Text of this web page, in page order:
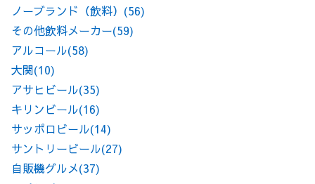
ノーブランド（飲料） (56)
その他飲料メーカー(59)
アルコール(58)
大関(10)
アサヒビール(35)
キリンビール(16)
サッポロビール(14)
サントリービール(27)
自販機グルメ(37)